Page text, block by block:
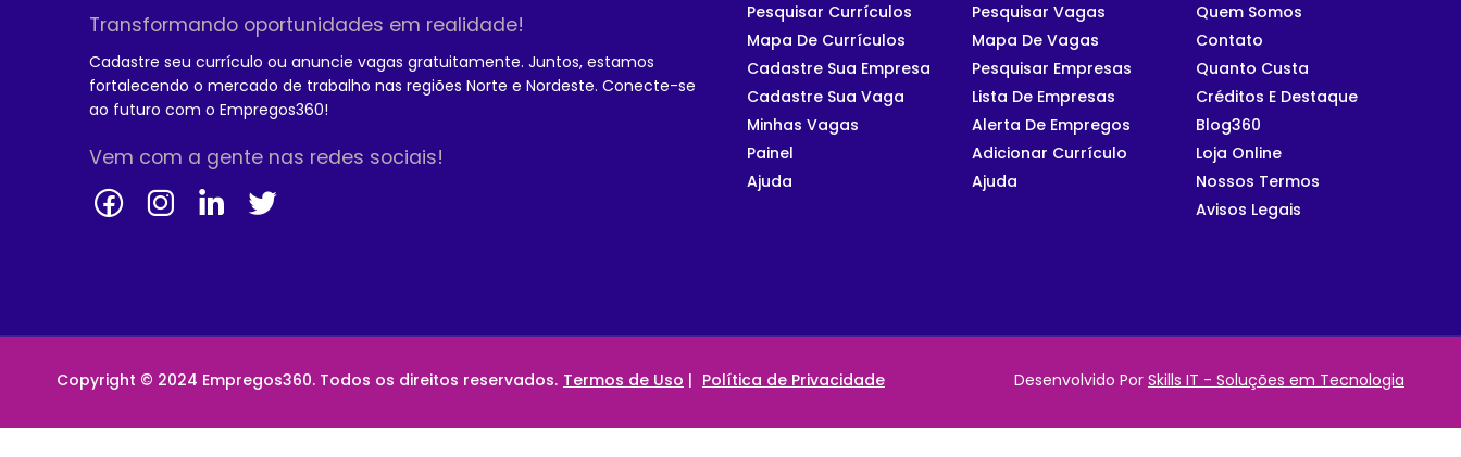
Transformando oportunidades em realidade!
Cadastre seu currículo ou anuncie vagas gratuitamente. Juntos, estamos
fortalecendo o mercado de trabalho nas regiões Norte e Nordeste. Conecte-se
ao futuro com o Empregos360!
Vem com a gente nas redes sociais!
Pesquisar Currículos
Mapa De Currículos
Cadastre Sua Empresa
Cadastre Sua Vaga
Minhas Vagas
Painel
Ajuda
Pesquisar Vagas
Mapa De Vagas
Pesquisar Empresas
Lista De Empresas
Alerta De Empregos
Adicionar Currículo
Ajuda
Quem Somos
Contato
Quanto Custa
Créditos E Destaque
Blog360
Loja Online
Nossos Termos
Avisos Legais
Copyright © 2024 Empregos360. Todos os direitos reservados. Termos de Uso | Política de Privacidade Desenvolvido Por Skills IT - Soluções em Tecnologia